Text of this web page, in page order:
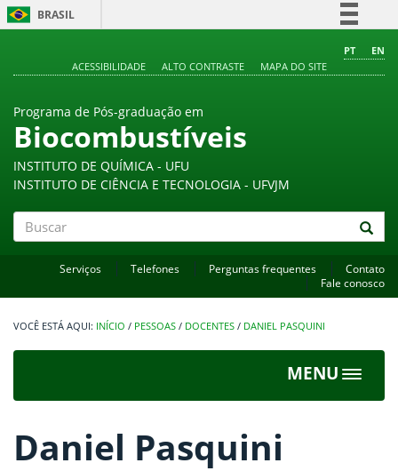
BRASIL
Comunica BR
Acesso à informação
PT
EN
ACESSIBILIDADE
ALTO CONTRASTE MAPA DO SITE
Programa de Pós-graduação em
Biocombustíveis
INSTITUTO DE QUÍMICA - UFU
INSTITUTO DE CIÊNCIA E TECNOLOGIA - UFVJM
Serviços Telefones Perguntas frequentes
Contato
Fale conosco
INÍCIO / PESSOAS / DOCENTES / DANIEL PASQUINI
MENU
Toggle
Daniel Pasquini